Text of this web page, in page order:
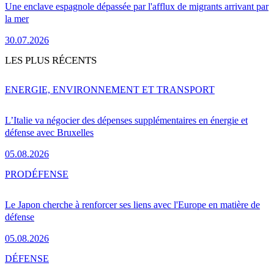
Une enclave espagnole dépassée par l'afflux de migrants arrivant par
la mer
30.07.2026
LES PLUS RÉCENTS
L’Italie va négocier des dépenses supplémentaires en énergie et
défense avec Bruxelles
05.08.2026
ENERGIE, ENVIRONNEMENT ET TRANSPORT
Le Japon cherche à renforcer ses liens avec l'Europe en matière de
défense
05.08.2026
PRODÉFENSE
DÉFENSE